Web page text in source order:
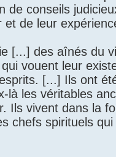
de conseils
de leur
[...] des aînés du
vouent leur
[...] Ils ont
là les véritables
Ils vivent dans la
chefs spirituels